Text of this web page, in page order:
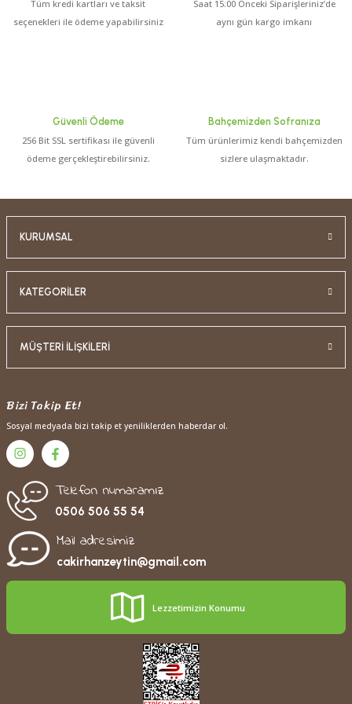
Tüm kredi kartları ve taksit
seçenekleri ile ödeme yapabilirsiniz
Saat 15:00 Önceki Siparişleriniz’de
aynı gün kargo imkanı
Güvenli Ödeme
256 Bit SSL sertifikası ile güvenli
ödeme gerçekleştirebilirsiniz.
Bahçemizden Sofranıza
Tüm ürünlerimiz kendi bahçemizden
sizlere ulaşmaktadır.
KURUMSAL
KATEGORİLER
MÜŞTERİ İLİŞKİLERİ
Bizi Takip Et!
Sosyal medyada bizi takip et yeniliklerden haberdar ol.
Telefon numaramız
0506 506 55 54
Mail adresimiz
cakirhanzeytin@gmail.com
Lezzetimizin Konumu